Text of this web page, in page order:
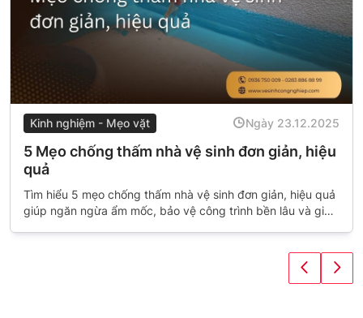
Kinh nghiệm - Mẹo vặt Ngày 23.12.2025
5 Mẹo chống thấm nhà vệ sinh đơn giản, hiệu
quả
Tìm hiểu 5 mẹo chống thấm nhà vệ sinh đơn giản, hiệu quả
giúp ngăn ngừa ẩm mốc, bảo vệ công trình bền lâu và giữ